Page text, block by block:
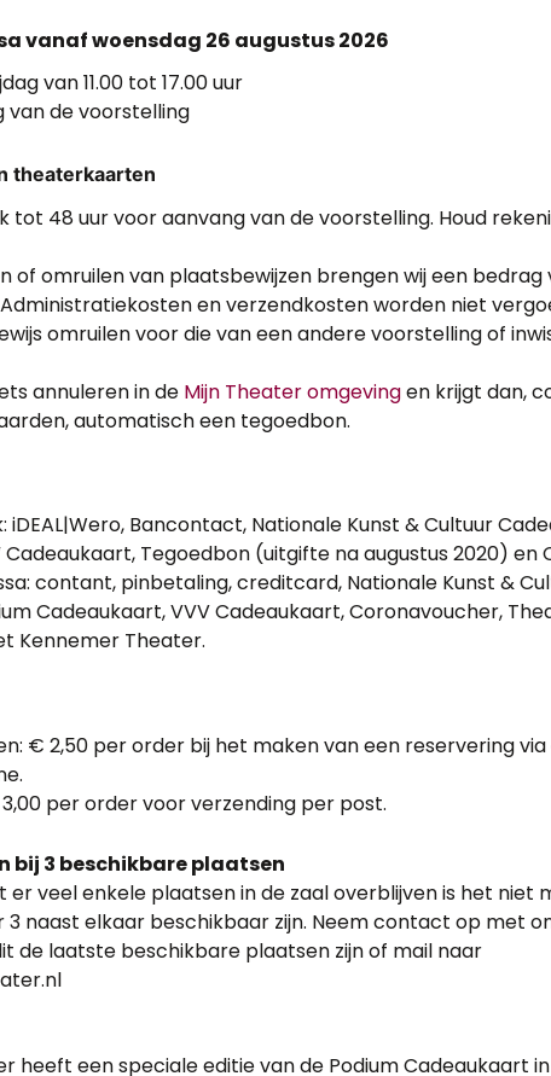
vanaf woensdag 26 augustus 2026
van 11.00 tot 17.00 uur
van de voorstelling
theaterkaarten
tot 48 uur voor aanvang van de voorstelling. Houd
of omruilen van plaatsbewijzen brengen wij een bedrag
en verzendkosten worden niet
omruilen voor die van een andere voorstelling of
annuleren in de Mijn Theater omgevingen krijgt dan,
automatisch een tegoedbon.
iDEAL|Wero, Bancontact, Nationale Kunst & Cultuur
Cadeaukaart, Tegoedbon (uitgifte na augustus 2020) en
contant, pinbetaling, creditcard, Nationale Kunst &
Cadeaukaart, VVV Cadeaukaart, Coronavoucher,
Kennemer Theater.
€ 2,50 per order bij het maken van een reservering
per order voor verzending per post.
bij 3 beschikbare plaatsen
veel enkele plaatsen in de zaal overblijven is het niet
naast elkaar beschikbaar zijn. Neem contact op met
de laatste beschikbare plaatsen zijn of mail naar
heeft een speciale editie van de Podium Cadeaukaart